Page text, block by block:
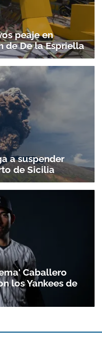
peaje en
de De la Espriella
a suspender
de Sicilia
Caballero
los Yankees de